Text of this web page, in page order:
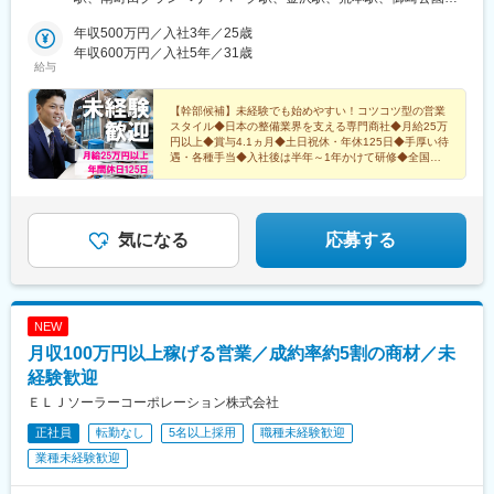
山市北区青江5-15-8＜松山営業所＞愛媛県松山市山越6-17-16＜福
岡営業所＞福岡市博多区半道橋1-11-14＜大分出張所＞大分市王子
所＞鹿児島市新栄町31-18＜ヤマトロジスティクスセンター＞東大
阪市長田東1-3-47★まずはお近くの拠点からスタート★その後は
幹部候補として事業や顧客を 深く知るため、各拠点を経験して
頂きます★異動には手厚い支度金や手当を支給します★マイカー
通勤OK／規定（面接時に詳細説明）
茶屋駅(鹿児島県)、長田駅(大阪府)、福島駅(大阪府・阪神線)、新
福島駅
給与
年収500万円／入社3年／25歳
年収600万円／入社5年／31歳
【幹部候補】未経験でも始めやすい！コツコツ型の営業
スタイル◆日本の整備業界を支える専門商社◆月給25万
円以上◆賞与4.1ヵ月◆土日祝休・年休125日◆手厚い待
遇・各種手当◆入社後は半年～1年かけて研修◆全国拠
気になる 応募する
NEW
月収100万円以上稼げる営業／成約率約5割の商材／未
経験歓迎
ＥＬＪソーラーコーポレーション株式会社
正社員 転勤なし 5名以上採用
職種未経験歓迎
業種未経験歓迎